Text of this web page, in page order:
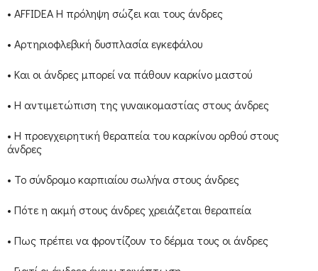
• AFFIDEA Η πρόληψη σώζει και τους άνδρες
• Αρτηριοφλεβική δυσπλασία εγκεφάλου
• Και οι άνδρες μπορεί να πάθουν καρκίνο μαστού
• Η αντιμετώπιση της γυναικομαστίας στους άνδρες
• Η προεγχειρητική θεραπεία του καρκίνου ορθού στους
άνδρες
• Το σύνδρομο καρπιαίου σωλήνα στους άνδρες
• Πότε η ακμή στους άνδρες χρειάζεται θεραπεία
• Πως πρέπει να φροντίζουν το δέρμα τους οι άνδρες